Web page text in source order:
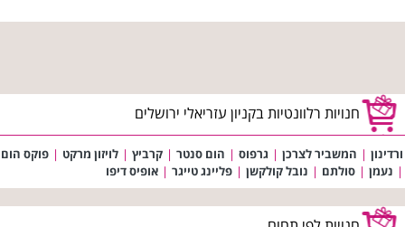
חנויות רלוונטיות בקניון עזריאלי ירושלים
ורדינון | המשביר לצרכן | גרפוס | הום סנטר | קרביץ | לויזון מרקט | פוקס הום
| נעמן | סולתם | נובל קולקשן | פליינג טייגר | אופיס דיפו